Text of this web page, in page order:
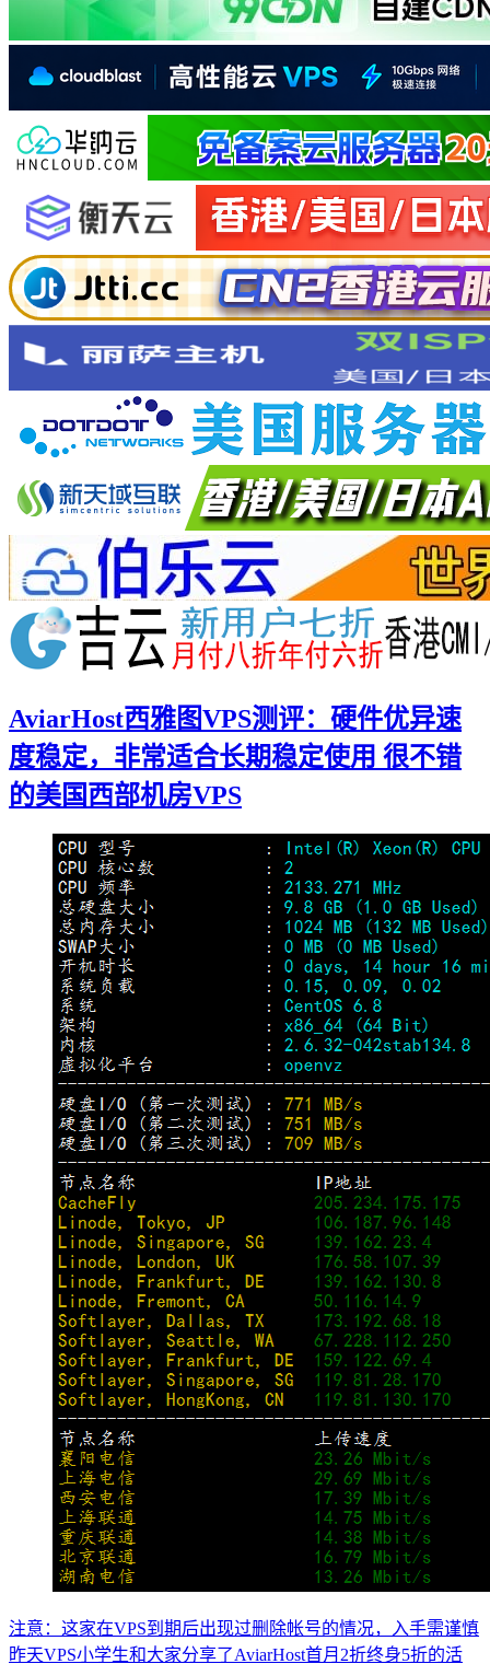
AviarHost西雅图VPS测评：硬件优异速
度稳定，非常适合长期稳定使用 很不错
的美国西部机房VPS
注意：这家在VPS到期后出现过删除帐号的情况，入手需谨慎
昨天VPS小学生和大家分享了AviarHost首月2折终身5折的活